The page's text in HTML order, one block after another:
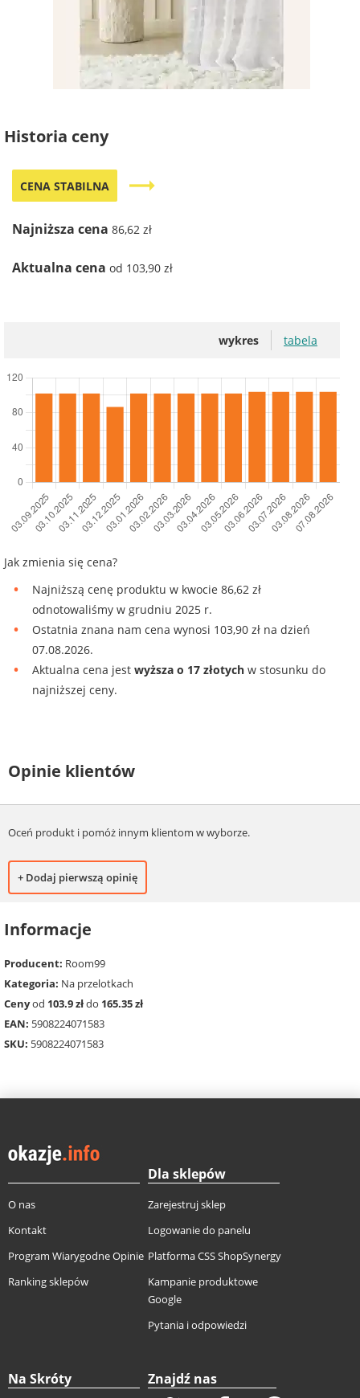
Historia ceny
CENA STABILNA trending_flat
Najniższa cena 86,62 zł
Aktualna cena od 103,90 zł
wykres tabela
Jak zmienia się cena?
Najniższą cenę produktu w kwocie 86,62 zł
odnotowaliśmy w grudniu 2025 r.
Ostatnia znana nam cena wynosi 103,90 zł na dzień
07.08.2026.
Aktualna cena jest wyższa o 17 złotych w stosunku do
najniższej ceny.
Opinie klientów
Oceń produkt i pomóż innym klientom w wyborze.
+ Dodaj pierwszą opinię
Informacje
Producent: Room99
Kategoria: Na przelotkach
Cenyod 103.9 złdo 165.35 zł
EAN: 5908224071583
SKU: 5908224071583
O nas
Kontakt
Program Wiarygodne Opinie
Ranking sklepów
Dla sklepów
Zarejestruj sklep
Logowanie do panelu
Platforma CSS ShopSynergy
Kampanie produktowe
Google
Pytania i odpowiedzi
Na Skróty Znajdź nas